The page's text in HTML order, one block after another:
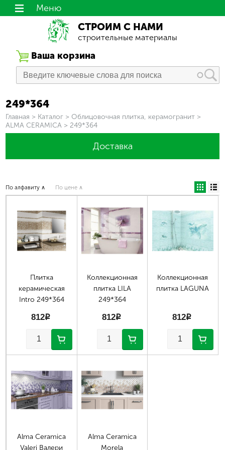
СТРОИМ С НАМИ
строительные материалы
Ваша корзина
Меню
249*364
Вы здесь
Главная > Каталог > Облицовочная плитка, керамогранит >
ALMA CERAMICA > 249*364
Доставка
По алфавиту ∧ По цене ∧
Плитка
керамическая
Intro 249*364
812p
Коллекционная
плитка LILA
249*364
812p
Коллекционная
плитка LAGUNA
812p
Alma Ceramica
Valeri Валери
Alma Ceramica
Morela